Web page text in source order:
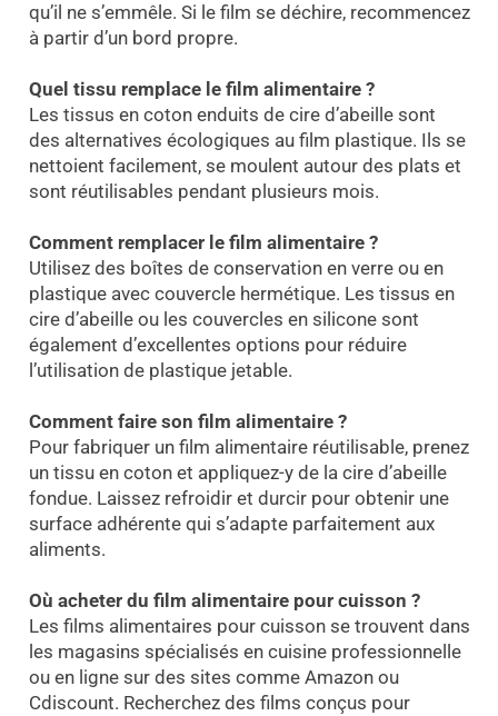
qu’il ne s’emmêle. Si le film se déchire, recommencez
à partir d’un bord propre.
Quel tissu remplace le film alimentaire ?
Les tissus en coton enduits de cire d’abeille sont
des alternatives écologiques au film plastique. Ils se
nettoient facilement, se moulent autour des plats et
sont réutilisables pendant plusieurs mois.
Comment remplacer le film alimentaire ?
Utilisez des boîtes de conservation en verre ou en
plastique avec couvercle hermétique. Les tissus en
cire d’abeille ou les couvercles en silicone sont
également d’excellentes options pour réduire
l’utilisation de plastique jetable.
Comment faire son film alimentaire ?
Pour fabriquer un film alimentaire réutilisable, prenez
un tissu en coton et appliquez-y de la cire d’abeille
fondue. Laissez refroidir et durcir pour obtenir une
surface adhérente qui s’adapte parfaitement aux
aliments.
Où acheter du film alimentaire pour cuisson ?
Les films alimentaires pour cuisson se trouvent dans
les magasins spécialisés en cuisine professionnelle
ou en ligne sur des sites comme Amazon ou
Cdiscount. Recherchez des films conçus pour